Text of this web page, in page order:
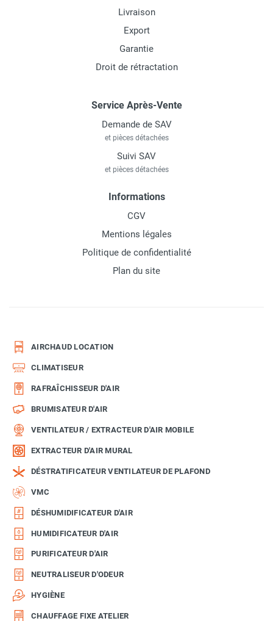
Livraison
Export
Garantie
Droit de rétractation
Service Après-Vente
Demande de SAV
et pièces détachées
Suivi SAV
et pièces détachées
Informations
CGV
Mentions légales
Politique de confidentialité
Plan du site
AIRCHAUD LOCATION
CLIMATISEUR
RAFRAÎCHISSEUR D'AIR
BRUMISATEUR D'AIR
VENTILATEUR / EXTRACTEUR D'AIR MOBILE
EXTRACTEUR D'AIR MURAL
DÉSTRATIFICATEUR VENTILATEUR DE PLAFOND
VMC
DÉSHUMIDIFICATEUR D'AIR
HUMIDIFICATEUR D'AIR
PURIFICATEUR D'AIR
NEUTRALISEUR D'ODEUR
HYGIÈNE
CHAUFFAGE FIXE ATELIER